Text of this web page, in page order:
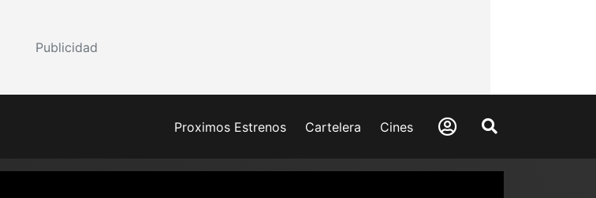
Publicidad
Proximos Estrenos Cartelera Cines